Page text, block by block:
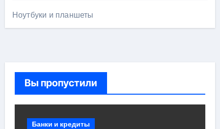
Ноутбуки и планшеты
Вы пропустили
Банки и кредиты